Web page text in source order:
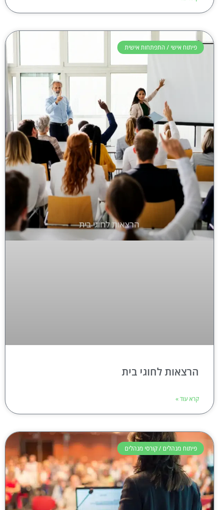
פיתוח אישי / התפתחות אישית
הרצאות לחוגי בית
קרא עוד »
פיתוח מנהלים / קורסי מנהלים